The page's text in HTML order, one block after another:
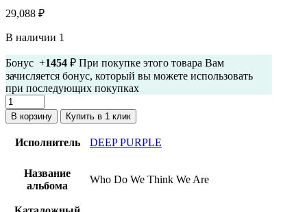
29,088 ₽
В наличии 1
Бонус +1454 ₽ При покупке этого товара Вам
зачисляется бонус, который вы можете использовать
при последующих покупках
Количество
товара
Deep
Purple
В корзину Купить в 1 клик
Исполнитель DEEP PURPLE
Название
альбома
Who Do We Think We Are